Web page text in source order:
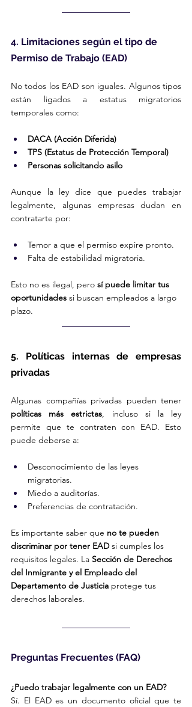
4. Limitaciones según el tipo de
Permiso de Trabajo (EAD)
No todos los EAD son iguales. Algunos tipos
están ligados a estatus migratorios
temporales como:
DACA (Acción Diferida)
TPS (Estatus de Protección Temporal)
Personas solicitando asilo
Aunque la ley dice que puedes trabajar
legalmente, algunas empresas dudan en
contratarte por:
Temor a que el permiso expire pronto.
Falta de estabilidad migratoria.
Esto no es ilegal, pero sí puede limitar tus
oportunidades si buscan empleados a largo
plazo.
5. Políticas internas de empresas
privadas
políticas más estrictas, incluso si la ley
permite que te contraten con EAD. Esto
puede deberse a:
Desconocimiento de las leyes
migratorias.
Miedo a auditorías.
Preferencias de contratación.
Es importante saber que no te pueden
discriminar por tener EAD si cumples los
requisitos legales. La Sección de Derechos
del Inmigrante y el Empleado del
Departamento de Justicia protege tus
derechos laborales.
Preguntas Frecuentes (FAQ)
¿Puedo trabajar legalmente con un EAD?
Sí. El EAD es un documento oficial que te